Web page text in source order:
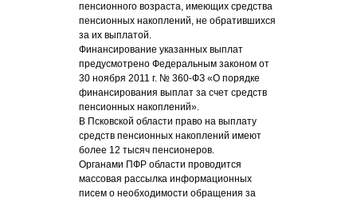
пенсионного возраста, имеющих средства
пенсионных накоплений, не обратившихся
за их выплатой.
Финансирование указанных выплат
предусмотрено Федеральным законом от
30 ноября 2011 г. № 360-ФЗ «О порядке
финансирования выплат за счет средств
пенсионных накоплений».
В Псковской области право на выплату
средств пенсионных накоплений имеют
более 12 тысяч пенсионеров.
Органами ПФР области проводится
массовая рассылка информационных
писем о необходимости обращения за